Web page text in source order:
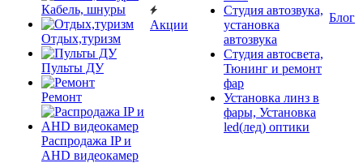
Кабель, шнуры
Отдых,туризм
Пульты ДУ
Ремонт
Распродажа IP и
AHD видеокамер
Акции
Студия автозвука,
установка
автозвука
Студия автосвета,
Тюнинг и ремонт
фар
Установка линз в
фары, Установка
led(лед) оптики
Блог